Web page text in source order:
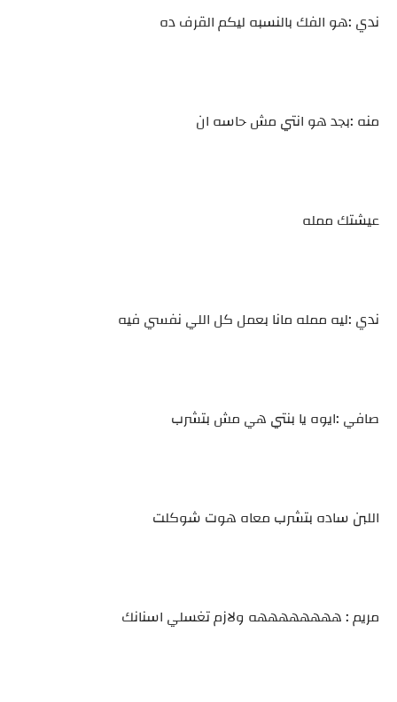
ندي :هو الفك بالنسبه ليكم القرف ده
منه :بجد هو انتي مش حاسه ان
عيشتك ممله
ندي :ليه ممله مانا بعمل كل اللي نفسي فيه
صافي :ايوه يا بنتي هي مش بتشرب
اللبن ساده بتشرب معاه هوت شوكلت
مريم : ههههههههه ولازم تغسلي اسنانك